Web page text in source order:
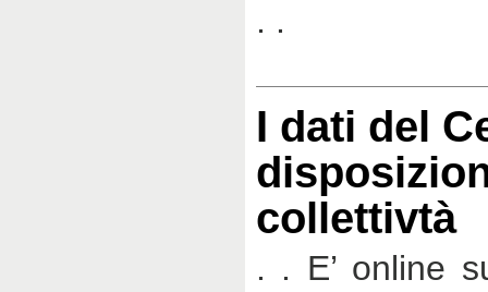
. .
I dati del
collettivtà
. . E’ online